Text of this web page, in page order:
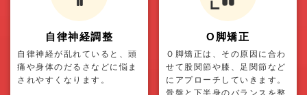
自律神経調整
自律神経が乱れていると、頭
痛や身体のだるさなどに悩ま
されやすくなります。
O脚矯正
Ｏ脚矯正は、その原因に合わ
せて股関節や膝、足関節など
にアプローチしていきます。
骨盤と下半身のバランスを整